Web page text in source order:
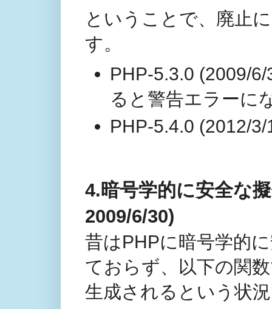
ということで、廃止
す。
PHP-5.3.0 (2009/
ると警告エラーに
PHP-5.4.0 (2012/
4.暗号学的に安全な
2009/6/30)
昔はPHPに暗号学的
ておらず、以下の関
生成されるという状